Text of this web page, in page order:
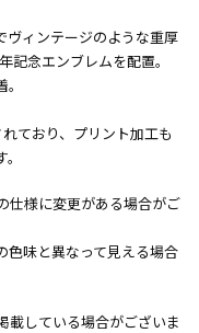
ヴィンテージのような重厚
念エンブレムを配置。
ており、プリント加工も
仕様に変更がある場合がご
味と異なって見える場合
している場合がございま